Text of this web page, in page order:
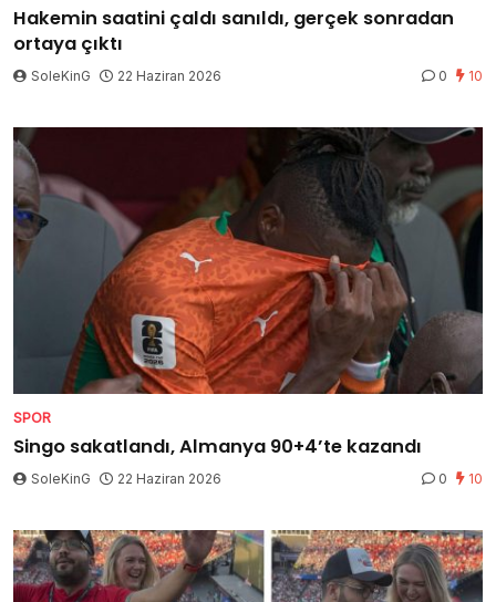
Hakemin saatini çaldı sanıldı, gerçek sonradan
ortaya çıktı
SoleKinG 22 Haziran 2026 0 10
SPOR
Singo sakatlandı, Almanya 90+4’te kazandı
SoleKinG 22 Haziran 2026 0 10